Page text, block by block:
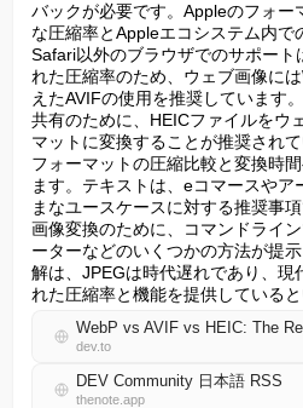
バックが必要です。Appleのフォー
な圧縮率とAppleエコシステム内で
Safari以外のブラウザでのサポー
れた圧縮率のため、ウェブ画像に
えたAVIFの使用を推奨しています
共有のために、HEICファイルをウ
マットに変換することが推奨され
フォーマットの圧縮比較と変換時
ます。テキストは、eコマースや
まなユースケースに対する推奨事
画像変換のために、コマンドライ
ーターなどのいくつかの方法が提
解は、JPEGは時代遅れであり、現
れた圧縮率と機能を提供していると
dev.to
DEV Community 日本語 RSS
thenote.app